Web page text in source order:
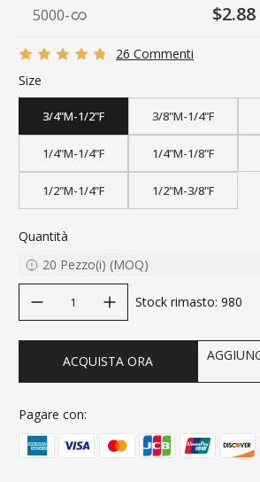
5000- $2.88
26 Commenti
Size
3/4"M-1/2"F 3/8"M-1/4"F
1/4"M-1/4"F 1/4"M-1/8"F
1/2"M-1/4"F 1/2"M-3/8"F
Quantità
20 Pezzo(i) (MOQ)
Stock rimasto: 980
ACQUISTA ORA
Pagare con: